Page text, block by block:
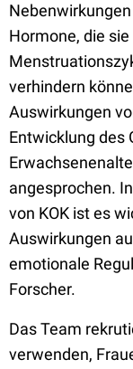
Hormone, die
verhindern
Auswirkungen
Entwicklung des
angesprochen.
von KOK ist es
Auswirkungen
emotionale
Forscher.
Das Team
verwenden,